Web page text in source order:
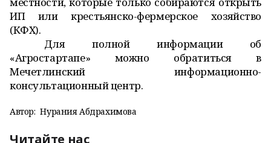
ИП или крестьянско-фермерское хозяйство
(КФХ).
Для полной информации об
«Агростартапе» можно обратиться в
Мечетлинский информационно-
консультационный центр.
Автор: Нурания Абдрахимова
Читайте нас